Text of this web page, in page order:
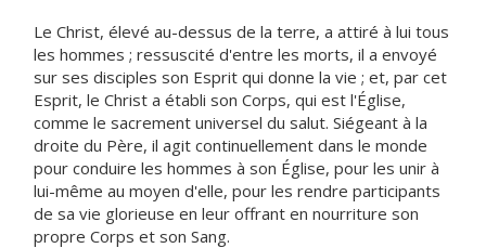
Le Christ, élevé au-dessus de la terre, a attiré à lui tous
les hommes ; ressuscité d'entre les morts, il a envoyé
sur ses disciples son Esprit qui donne la vie ; et, par cet
Esprit, le Christ a établi son Corps, qui est l'Église,
comme le sacrement universel du salut. Siégeant à la
droite du Père, il agit continuellement dans le monde
pour conduire les hommes à son Église, pour les unir à
lui-même au moyen d'elle, pour les rendre participants
de sa vie glorieuse en leur offrant en nourriture son
propre Corps et son Sang.